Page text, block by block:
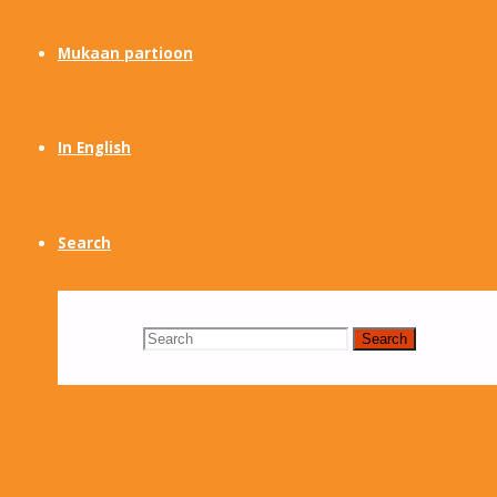
Mukaan partioon
In English
Search
Search